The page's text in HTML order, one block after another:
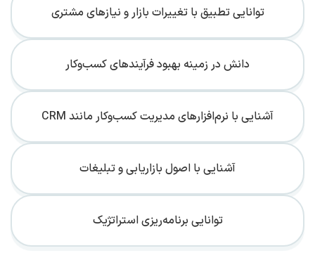
توانایی تطبیق با تغییرات بازار و نیازهای مشتری
دانش در زمینه بهبود فرآیندهای کسب‌وکار
آشنایی با نرم‌افزارهای مدیریت کسب‌وکار مانند CRM
آشنایی با اصول بازاریابی و تبلیغات
توانایی برنامه‌ریزی استراتژیک